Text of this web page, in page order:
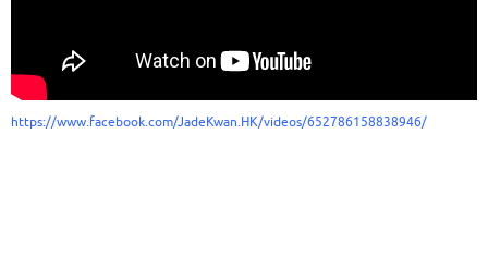
https://www.facebook.com/JadeKwan.HK/videos/652786158838946/